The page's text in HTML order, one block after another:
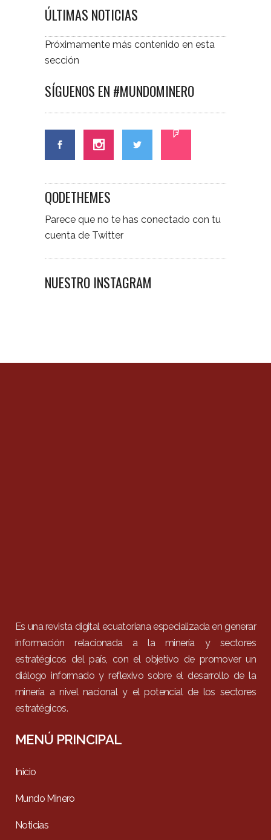
ÚLTIMAS NOTICIAS
Próximamente más contenido en esta
sección
SÍGUENOS EN #MUNDOMINERO
QODETHEMES
Parece que no te has conectado con tu
cuenta de Twitter
NUESTRO INSTAGRAM
Es una revista digital ecuatoriana especializada en generar
información relacionada a la minería y sectores
estratégicos del país, con el objetivo de promover un
diálogo informado y reflexivo sobre el desarrollo de la
minería a nivel nacional y el potencial de los sectores
estratégicos.
MENÚ PRINCIPAL
Inicio
Mundo Minero
Noticias